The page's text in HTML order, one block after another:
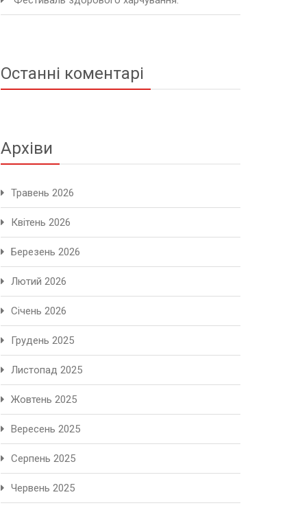
Останні коментарі
Архіви
Травень 2026
Квітень 2026
Березень 2026
Лютий 2026
Січень 2026
Грудень 2025
Листопад 2025
Жовтень 2025
Вересень 2025
Серпень 2025
Червень 2025